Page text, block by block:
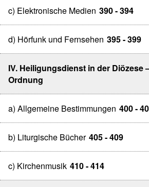
c) Elektronische Medien 390 - 394
d) Hörfunk und Fernsehen 395 - 399
IV. Heiligungsdienst in der Diözese
Ordnung
a) Allgemeine Bestimmungen 400 -
b) Liturgische Bücher 405 - 409
c) Kirchenmusik 410 - 414